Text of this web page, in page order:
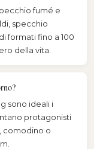
fumé e
specchio
formati fino a 100
della vita.
sono ideali i
protagonisti
comodino o